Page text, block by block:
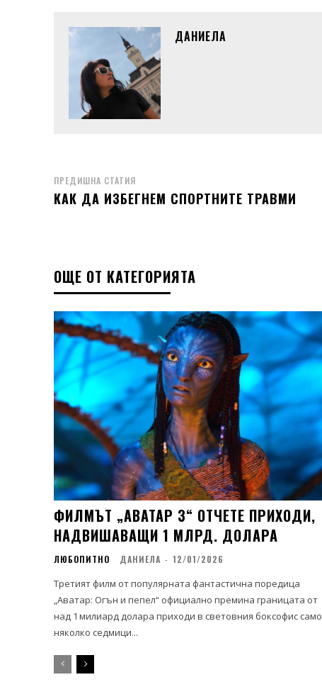
ДАНИЕЛА
ПРЕДИШНА СТАТИЯ
КАК ДА ИЗБЕГНЕМ СПОРТНИТЕ ТРАВМИ
ОЩЕ ОТ КАТЕГОРИЯТА
ФИЛМЪТ „АВАТАР 3“ ОТЧЕТЕ ПРИХОДИ,
НАДВИШАВАЩИ 1 МЛРД. ДОЛАРА
ЛЮБОПИТНО ДАНИЕЛА - 12/01/2026
Третият филм от популярната фантастична поредица
„Аватар: Огън и пепел“ официално премина границата от
над 1 милиард долара приходи в световния боксофис само
няколко седмици...